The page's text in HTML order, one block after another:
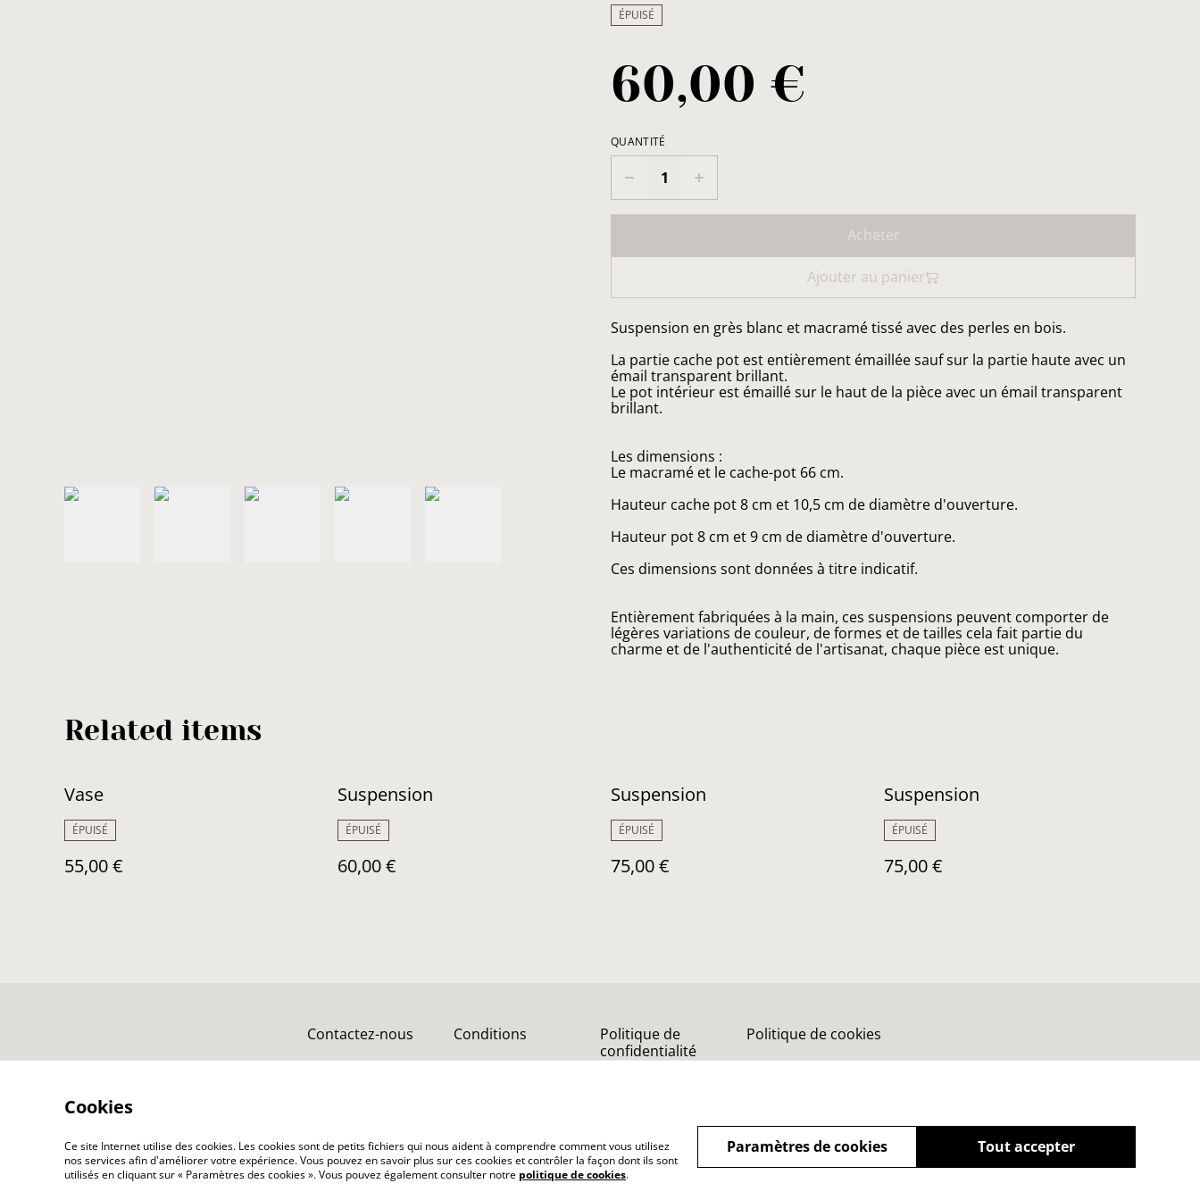
ÉPUISÉ
60,00 €
QUANTITÉ
Acheter
Ajouter au panier
Suspension en grès blanc et macramé tissé avec des perles en bois.
La partie cache pot est entièrement émaillée sauf sur la partie haute avec un
émail transparent brillant.
Le pot intérieur est émaillé sur le haut de la pièce avec un émail transparent
brillant.
Les dimensions :
Le macramé et le cache-pot 66 cm.
Hauteur cache pot 8 cm et 10,5 cm de diamètre d'ouverture.
Hauteur pot 8 cm et 9 cm de diamètre d'ouverture.
Ces dimensions sont données à titre indicatif.
Entièrement fabriquées à la main, ces suspensions peuvent comporter de
légères variations de couleur, de formes et de tailles cela fait partie du
charme et de l'authenticité de l'artisanat, chaque pièce est unique.
Related items
Vase
ÉPUISÉ
55,00 €
Suspension
ÉPUISÉ
60,00 €
Suspension
ÉPUISÉ
75,00 €
Suspension
ÉPUISÉ
75,00 €
Contactez-nous Conditions
Politique de
confidentialité
Politique de cookies
©2026 Atelier ACH
Cookies
Ce site Internet utilise des cookies. Les cookies sont de petits fichiers qui nous aident à comprendre comment vous utilisez
nos services afin d'améliorer votre expérience. Vous pouvez en savoir plus sur ces cookies et contrôler la façon dont ils sont
utilisés en cliquant sur « Paramètres des cookies ». Vous pouvez également consulter notre politique de cookies.
Tout accepter
Paramètres de cookies